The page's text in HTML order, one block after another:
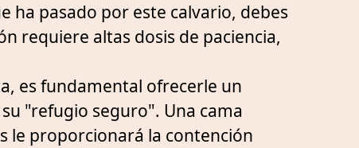
ha pasado por este calvario, debes
requiere altas dosis de paciencia,
es fundamental ofrecerle un
"refugio seguro". Una cama
le proporcionará la contención